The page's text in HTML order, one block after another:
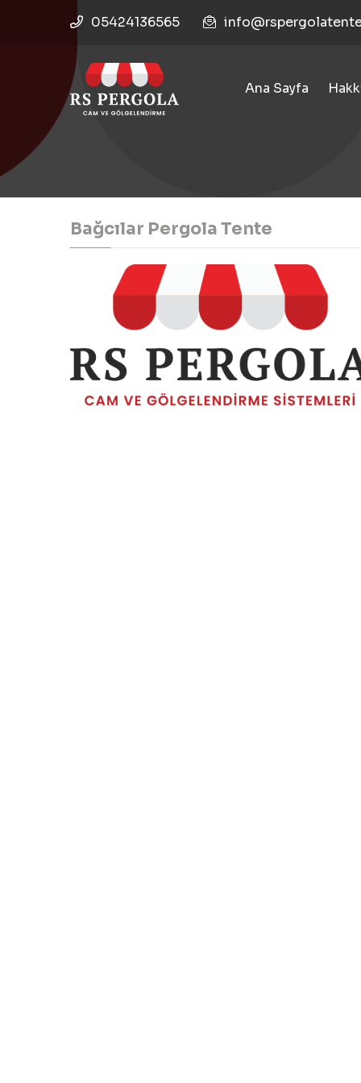
05424136565
Ana Sayfa
Bağcılar Pergola Tente